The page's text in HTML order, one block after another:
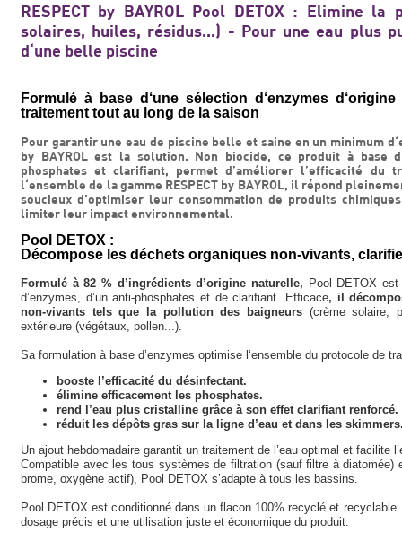
RESPECT by BAYROL Pool DETOX : Elimine
solaires, huiles, résidus...) - Pour une eau plus
d‘une belle piscine
Formulé à base d‘une sélection d‘enzymes
traitement tout au long de la saison
Pour garantir une eau de piscine belle et saine en un minimum
by BAYROL est la solution. Non biocide, ce produit à base
phosphates et clarifiant, permet d’améliorer l’efficacité du
l‘ensemble de la gamme RESPECT by BAYROL, il répond
soucieux d’optimiser leur consommation de produits
limiter leur impact environnemental.
Pool DETOX :
Décompose les déchets organiques non-vivants,
Formulé à 82 % d’ingrédients d’origine naturelle, Pool DETOX
d’enzymes, d’un anti-phosphates et de clarifiant. Efficace, il
non-vivants tels que la pollution des baigneurs (crème solaire,
extérieure (végétaux, pollen...).
Sa formulation à base d’enzymes optimise l‘ensemble du protocole de
booste l’efficacité du désinfectant.
élimine efficacement les phosphates.
rend l’eau plus cristalline grâce à son effet clarifiant renforcé.
réduit les dépôts gras sur la ligne d’eau et dans les
Un ajout hebdomadaire garantit un traitement de l’eau optimal et facilite
Compatible avec les tous systèmes de filtration (sauf filtre à
brome, oxygène actif), Pool DETOX s’adapte à tous les bassins.
Pool DETOX est conditionné dans un flacon 100% recyclé et
dosage précis et une utilisation juste et économique du produit.